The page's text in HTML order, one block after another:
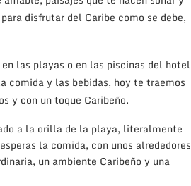
disfrutar del Caribe como se debe,
las playas o en las piscinas del hotel
comida y las bebidas, hoy te traemos
y con un toque Caribeño.
a la orilla de la playa, literalmente
la comida, con unos alrededores
un ambiente Caribeño y una